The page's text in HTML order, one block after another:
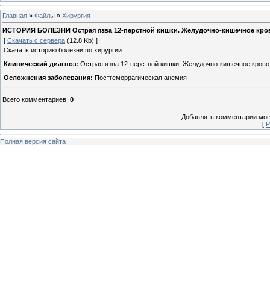
Главная » Файлы » Хирургия
ИСТОРИЯ БОЛЕЗНИ Острая язва 12-перстной кишки. Желудочно-кишечное
[ Скачать с сервера (12.8 Kb) ]
Скачать историю болезни по хирургии.
Клинический диагноз: Острая язва 12-перстной кишки. Желудочно-кишечное
Осложнения заболевания: Постгеморрагическая анемия
Всего комментариев: 0
Добавлять комментарии
[
Полная версия сайта